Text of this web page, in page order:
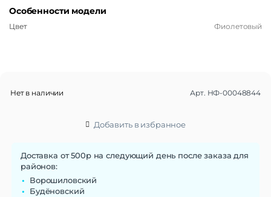
Особенности модели
Цвет Фиолетовый
Нет в наличии Арт. НФ-00048844
Добавить в избранное
Доставка от 500р на следующий день после заказа для
районов:
Ворошиловский
Будёновский